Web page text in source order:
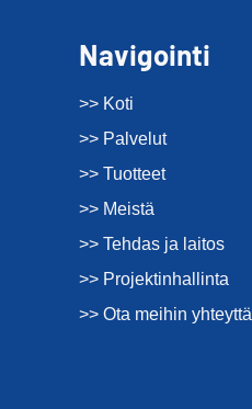
Navigointi
>> Koti
>> Palvelut
>> Tuotteet
>> Meistä
>> Tehdas ja laitos
>> Projektinhallinta
>> Ota meihin yhteyttä